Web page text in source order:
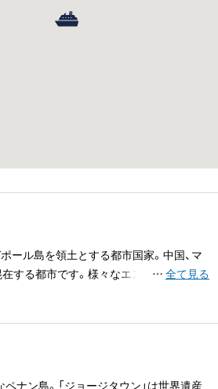
ール島を領土とする都市国家。中国、マ
在する都市です。様々なエスニック料理を
… 全て見る
ナン島。「ジョージタウン」は世界遺産